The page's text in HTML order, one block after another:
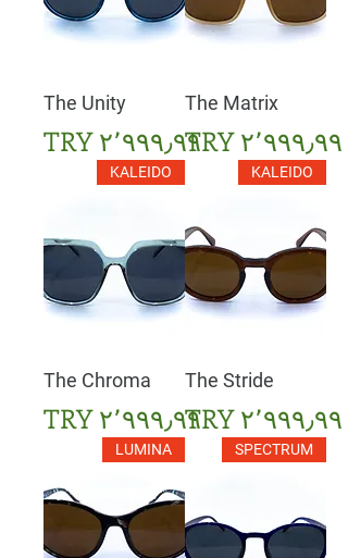
The Matrix
السعر
The Unity
السعر
KALEIDO
The Stride
السعر
KALEIDO
The Chroma
السعر
SPECTRUM
LUMINA